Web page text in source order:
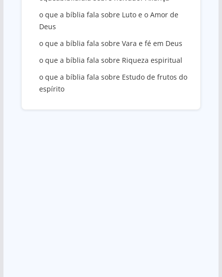
o que a bíblia fala sobre Luto e o Amor de
Deus
o que a bíblia fala sobre Vara e fé em Deus
o que a bíblia fala sobre Riqueza espiritual
o que a bíblia fala sobre Estudo de frutos do
espírito